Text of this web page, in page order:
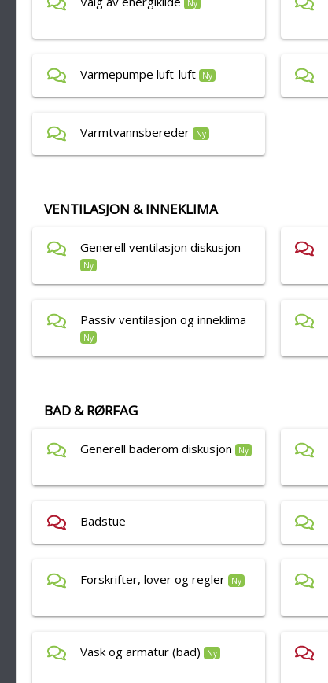
Ny
Varmepumpe luft-luft Ny
Varmtvannsbereder Ny
VENTILASJON & INNEKLIMA
Generell ventilasjon diskusjon
Ny
Passiv ventilasjon og inneklima
Ny
BAD & RØRFAG
Generell baderom diskusjon Ny
Badstue
Forskrifter, lover og regler Ny
Vask og armatur (bad) Ny